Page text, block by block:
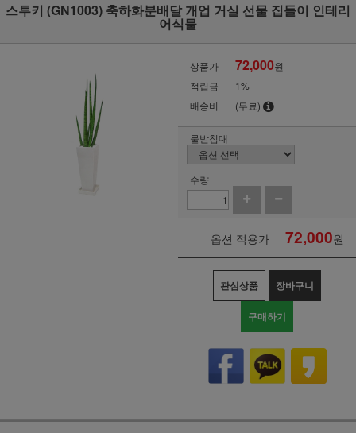
스투키 (GN1003) 축하화분배달 개업 거실 선물 집들이 인테리
어식물
상품가 72,000원
적립금
1%
배송비
(무료)
물받침대
수량
옵션 적용가 72,000원
관심상품 장바구니
구매하기